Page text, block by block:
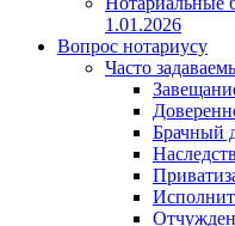
1.01.2026
Вопрос нотариусу
Часто
Брачный